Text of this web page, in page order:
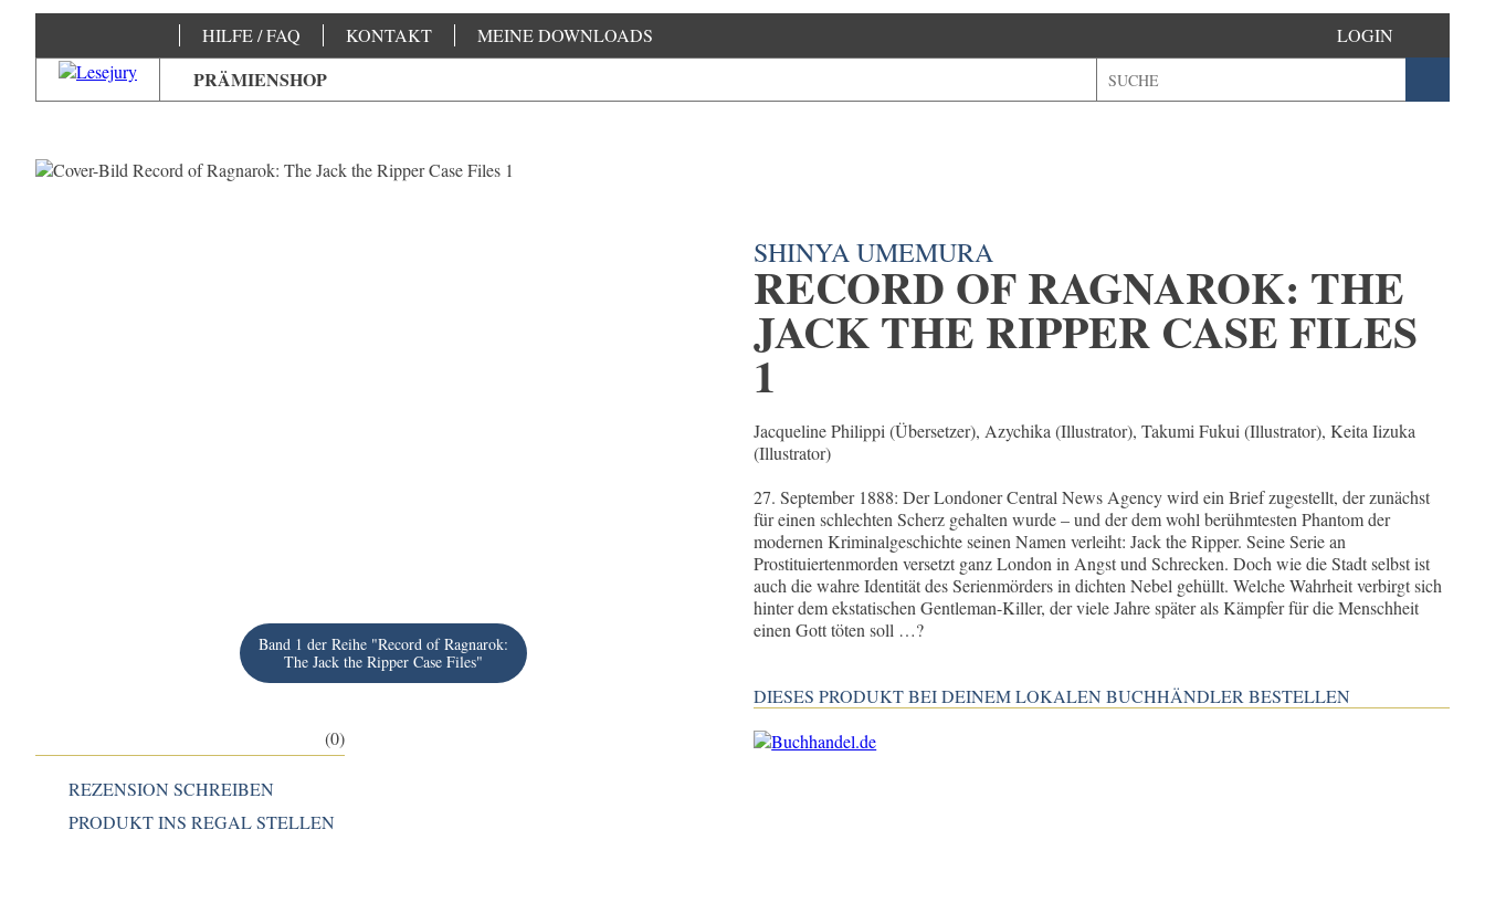
HILFE / FAQ KONTAKT MEINE DOWNLOADS
PRÄMIENSHOP
LOGIN
Band 1 der Reihe "Record of Ragnarok:
The Jack the Ripper Case Files"
(0)
REZENSION SCHREIBEN
PRODUKT INS REGAL STELLEN
SHINYA UMEMURA
RECORD OF RAGNAROK: THE
JACK THE RIPPER CASE FILES
1
Jacqueline Philippi (Übersetzer), Azychika (Illustrator), Takumi Fukui (Illustrator), Keita Iizuka
(Illustrator)
27. September 1888: Der Londoner Central News Agency wird ein Brief zugestellt, der zunächst
für einen schlechten Scherz gehalten wurde – und der dem wohl berühmtesten Phantom der
modernen Kriminalgeschichte seinen Namen verleiht: Jack the Ripper. Seine Serie an
Prostituiertenmorden versetzt ganz London in Angst und Schrecken. Doch wie die Stadt selbst ist
auch die wahre Identität des Serienmörders in dichten Nebel gehüllt. Welche Wahrheit verbirgt sich
hinter dem ekstatischen Gentleman-Killer, der viele Jahre später als Kämpfer für die Menschheit
einen Gott töten soll …?
DIESES PRODUKT BEI DEINEM LOKALEN BUCHHÄNDLER BESTELLEN